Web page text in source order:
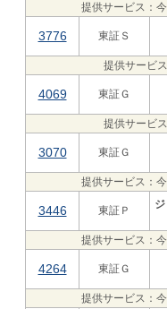
提供サービス：
3776 東証Ｓ
提供サービ
4069 東証Ｇ
提供サービ
3070 東証Ｇ
提供サービス：
3446 東証Ｐ
提供サービス：
4264 東証Ｇ
提供サービス：